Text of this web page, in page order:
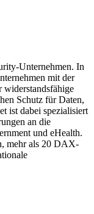
Unternehmen. In
mit der
widerstandsfähige
Schutz für Daten,
ist dabei spezialisiert
an die
und eHealth.
mehr als 20 DAX-